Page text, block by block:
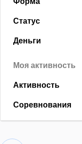
Статус
Деньги
Моя активность
Активность
Соревнования